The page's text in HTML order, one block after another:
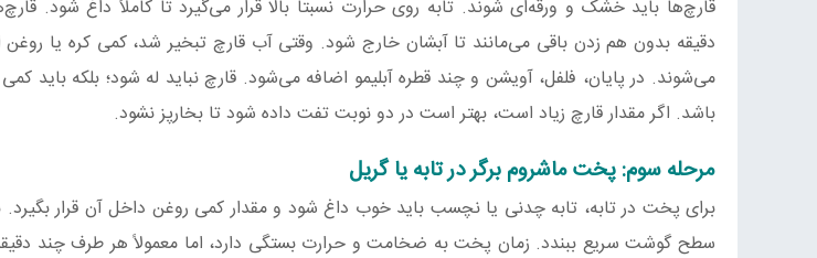
قارچ‌ها باید خشک و ورقه‌ای شوند. تابه روی حرارت نسبتاً بالا قرار می‌گیرد تا کاملاً داغ شود.
دقیقه بدون هم زدن باقی می‌مانند تا آبشان خارج شود. وقتی آب قارچ تبخیر شد، کمی کره یا
می‌شوند. در پایان، فلفل، آویشن و چند قطره آبلیمو اضافه می‌شود. قارچ نباید له شود؛ بلکه باید
باشد. اگر مقدار قارچ زیاد است، بهتر است در دو نوبت تفت داده شود تا بخارپز نشود.
مرحله سوم: پخت ماشروم برگر در تابه یا گریل
برای پخت در تابه، تابه چدنی یا نچسب باید خوب داغ شود و مقدار کمی روغن داخل آن قرار بگیرد.
سطح گوشت سریع ببندد. زمان پخت به ضخامت و حرارت بستگی دارد، اما معمولاً هر طرف چند